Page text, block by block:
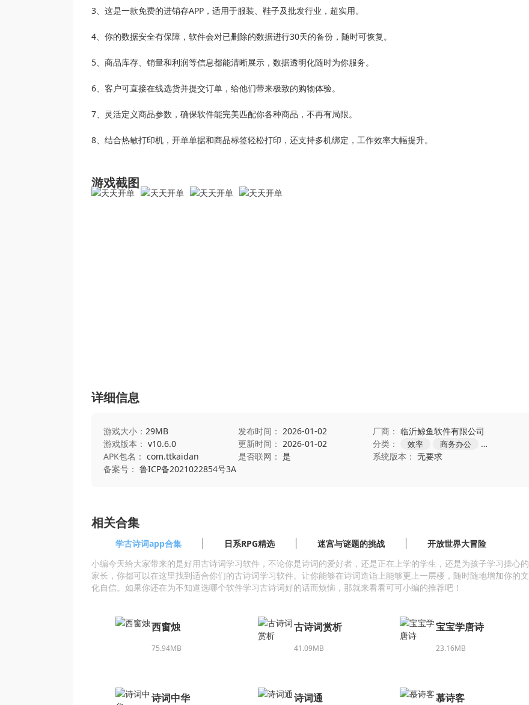
3、这是一款免费的进销存APP，适用于服装、鞋子及批发行业，超实用。
4、你的数据安全有保障，软件会对已删除的数据进行30天的备份，随时可恢复。
5、商品库存、销量和利润等信息都能清晰展示，数据透明化随时为你服务。
6、客户可直接在线选货并提交订单，给他们带来极致的购物体验。
7、灵活定义商品参数，确保软件能完美匹配你各种商品，不再有局限。
8、结合热敏打印机，开单单据和商品标签轻松打印，还支持多机绑定，工作效率大幅提升。
游戏截图
详细信息
游戏大小： 29MB 发布时间： 2026-01-02 厂商： 临沂鲸鱼软件有限公司
游戏版本： v10.6.0 更新时间： 2026-01-02 分类： 效率 商务办公
APK包名： com.ttkaidan 是否联网： 是 系统版本： 无要求
备案号： 鲁ICP备2021022854号3A
相关合集
学古诗词app合集 日系RPG精选 迷宫与谜题的挑战
开放世界大冒险
小编今天给大家带来的是好用古诗词学习软件，不论你是诗词的爱好者，还是正在上学的学生，还是为孩子学习操心的
家长，你都可以在这里找到适合你们的古诗词学习软件。让你能够在诗词造诣上能够更上一层楼，随时随地增加你的文
化自信。如果你还在为不知道选哪个软件学习古诗词好的话而烦恼，那就来看看可可小编的推荐吧！
西窗烛
75.94MB
古诗词赏析
41.09MB
宝宝学唐诗
23.16MB
诗词中华 诗词通 慕诗客